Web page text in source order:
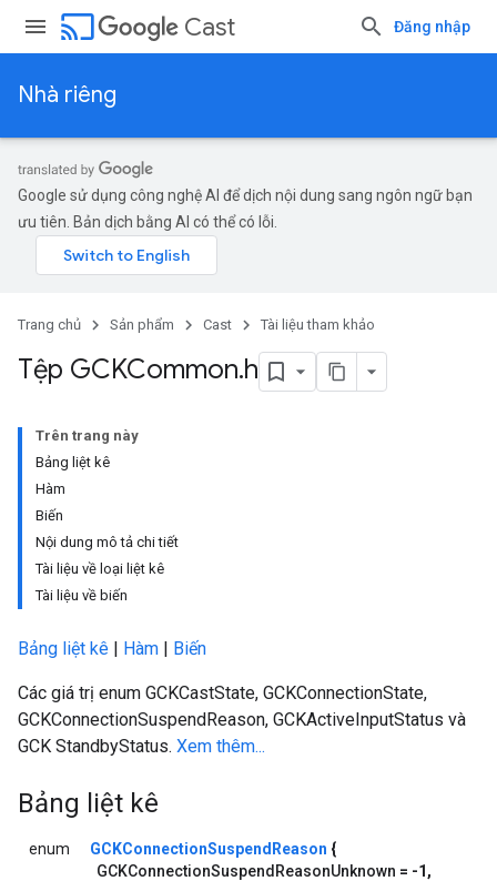
cast Cast Đăng nhập
Nhà riêng
Google sử dụng công nghệ AI để dịch nội dung sang ngôn ngữ bạn
ưu tiên. Bản dịch bằng AI có thể có lỗi.
Trang chủ Sản phẩm Cast Tài liệu tham khảo
Tệp GCKCommon.h
Trên trang này
Bảng liệt kê
Hàm
Biến
Nội dung mô tả chi tiết
Tài liệu về loại liệt kê
Tài liệu về biến
Bảng liệt kê | Hàm | Biến
Các giá trị enum GCKCastState, GCKConnectionState,
GCKConnectionSuspendReason, GCKActiveInputStatus và
GCK StandbyStatus. Xem thêm...
Bảng liệt kê
enum GCKConnectionSuspendReason {
GCKConnectionSuspendReasonUnknown = -1,